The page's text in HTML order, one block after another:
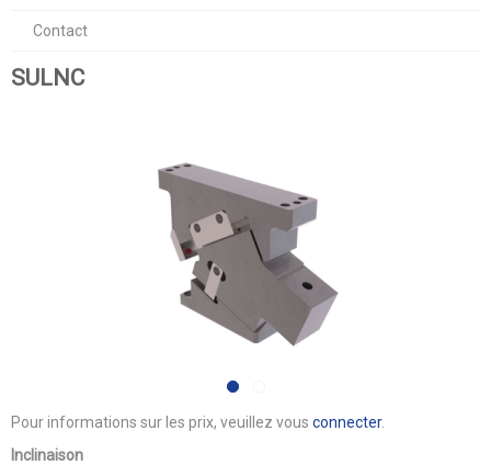
Contact
SULNC
Pour informations sur les prix, veuillez vous connecter.
Inclinaison